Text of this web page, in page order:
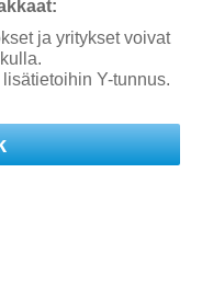
ja yritykset voivat
Y-tunnus.